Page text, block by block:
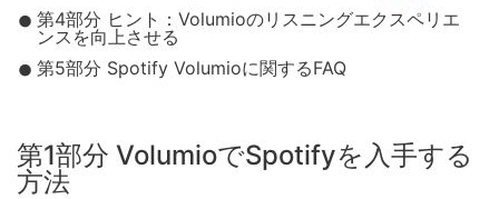
第4部分 ヒント：Volumioのリスニングエクスペリエ
ンスを向上させる
第5部分 Spotify Volumioに関するFAQ
第1部分 VolumioでSpotifyを入手する
方法